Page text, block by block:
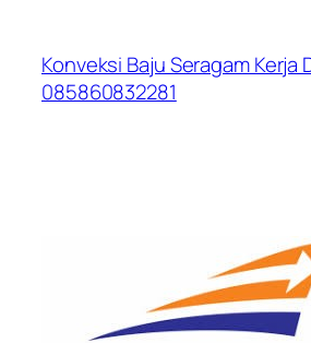
konten
Konveksi Baju Seragam Kerja
085860832281